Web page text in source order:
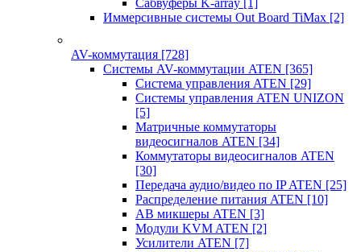
Сабвуферы K-array [1]
Иммерсивные системы Out Board TiMax [2]
AV-коммутация [728]
Системы AV-коммутации ATEN [365]
Система управления ATEN [29]
Системы управления ATEN UNIZON
[5]
Матричные коммутаторы
видеосигналов ATEN [34]
Коммутаторы видеосигналов ATEN
[30]
Передача аудио/видео по IP ATEN [25]
Распределение питания ATEN [10]
АВ микшеры ATEN [3]
Модули KVM ATEN [2]
Усилители ATEN [7]